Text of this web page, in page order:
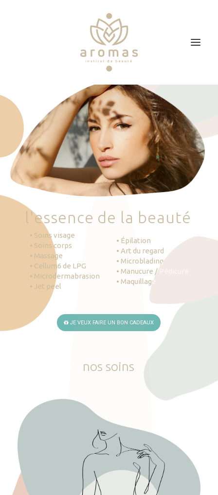
Soins
Je veux faire un bon cadeau
Plan d’accès
Prendre RDV
'essence de la beauté
• Soins visage
• Soins corps
• Massage
• Cellum6 de LPG
• Microdermabrasion
• Jet peel
• Épilation
• Art du regard
• Microblading
• Manucure / Pédicure
• Maquillage
JE VEUX FAIRE UN BON CADEAUX
nos soins